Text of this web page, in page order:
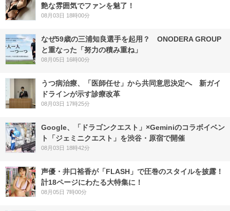
艶な雰囲気でファンを魅了！
08月03日 18時00分
なぜ59歳の三浦知良選手を起用？ ONODERA GROUP
と重なった「努力の積み重ね」
08月05日 16時00分
うつ病治療、「医師任せ」から共同意思決定へ 新ガイ
ドラインが示す診療改革
08月03日 17時25分
Google、「ドラゴンクエスト」×Geminiのコラボイベン
ト「ジェミニクエスト」を渋谷・原宿で開催
08月03日 18時42分
声優・井口裕香が「FLASH」で圧巻のスタイルを披露！
計18ページにわたる大特集に！
08月05日 7時00分